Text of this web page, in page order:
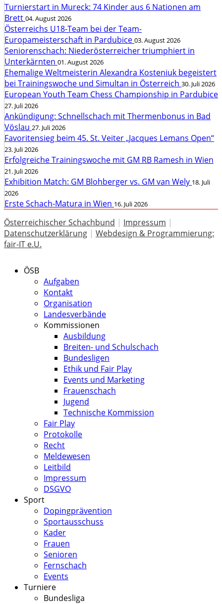
Turnierstart in Mureck: 74 Kinder aus 6 Nationen am
Brett 04. August 2026
Österreichs U18-Team bei der Team-
Europameisterschaft in Pardubice 03. August 2026
Seniorenschach: Niederösterreicher triumphiert in
Unterkärnten 01. August 2026
Ehemalige Weltmeisterin Alexandra Kosteniuk begeistert
bei Trainingswoche und Simultan in Österreich 30. Juli 2026
European Youth Team Chess Championship in Pardubice
27. Juli 2026
Ankündigung: Schnellschach mit Thermenbonus in Bad
Vöslau 27. Juli 2026
Favoritensieg beim 45. St. Veiter „Jacques Lemans Open“
23. Juli 2026
Erfolgreiche Trainingswoche mit GM RB Ramesh in Wien
21. Juli 2026
Exhibition Match: GM Blohberger vs. GM van Wely 18. Juli
2026
Erste Schach-Matura in Wien 16. Juli 2026
Österreichischer Schachbund | Impressum |
Datenschutzerklärung | Webdesign & Programmierung:
fair-IT e.U.
ÖSB
Aufgaben
Kontakt
Organisation
Landesverbände
Kommissionen
Ausbildung
Breiten- und Schulschach
Bundesligen
Ethik und Fair Play
Events und Marketing
Frauenschach
Jugend
Technische Kommission
Fair Play
Protokolle
Recht
Meldewesen
Leitbild
Impressum
DSGVO
Sport
Dopingprävention
Sportausschuss
Kader
Frauen
Senioren
Fernschach
Events
Turniere
Bundesliga